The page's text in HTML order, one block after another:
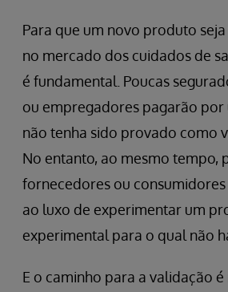
Para que um novo produto
no mercado dos cuidados de
é fundamental. Poucas
ou empregadores pagarão
não tenha sido provado como
No entanto, ao mesmo tempo,
fornecedores ou
ao luxo de experimentar um
experimental para o qual não
E o caminho para a validação